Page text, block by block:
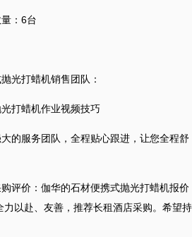
：6台
光打蜡机销售团队：
打蜡机作业视频技巧
的服务团队，全程贴心跟进，让您全程舒
评价：伽华的石材便携式抛光打蜡机报价
以赴、友善，推荐长租酒店采购。希望持